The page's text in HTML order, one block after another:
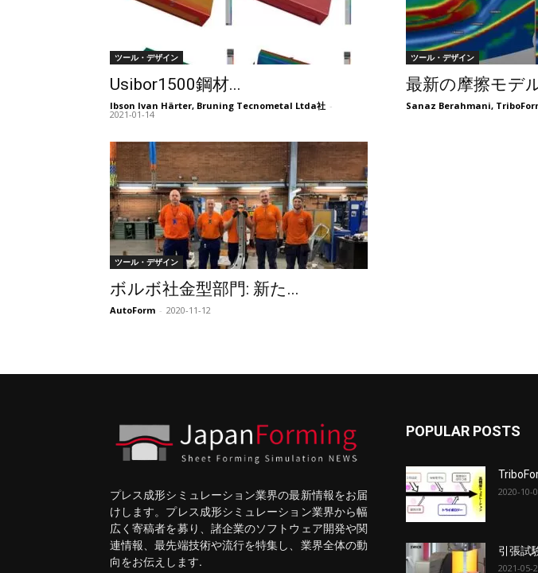
ツール・デザイン
Usibor1500鋼材...
Ibson Ivan Härter, Bruning Tecnometal Ltda社 -
2021-01-14
ツール・デザイン
最新の摩擦モデ
Sanaz Berahmani,
ツール・デザイン
ボルボ社金型部門: 新た...
AutoForm - 2020-11-12
プレス成形シミュレーション業界の最新情報をお届
けします。プレス成形シミュレーション業界から幅
広く寄稿者を募り、諸企業のソフトウェア開発や関
連情報、最先端技術や流行を特集し、業界全体の動
向をお伝えします.
POPULAR POSTS
2020-10-
引張試
2021-05-